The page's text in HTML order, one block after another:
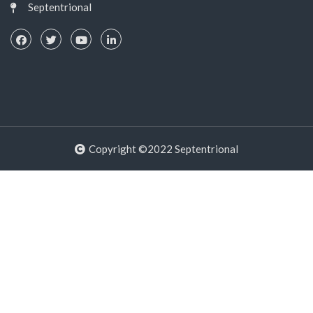
Septentrional
Copyright ©2022 Septentrional